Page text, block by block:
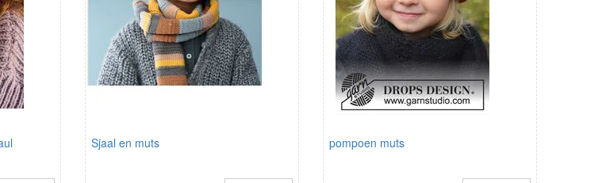
Sjaal en muts pompoen muts